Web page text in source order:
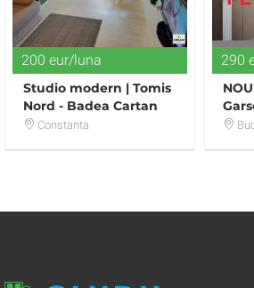
200 eur/luna
Studio modern | Tomis
Nord - Badea Cartan
Constanta
290